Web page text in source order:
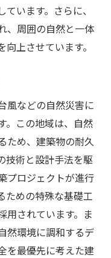
います。さらに、
、周囲の自然と一体
上させています。
風などの自然災害に
。この地域は、自然
ため、建築物の耐久
技術と設計手法を駆
プロジェクトが進行
ための特殊な基礎工
用されています。ま
然環境に調和するデ
を最優先に考えた建